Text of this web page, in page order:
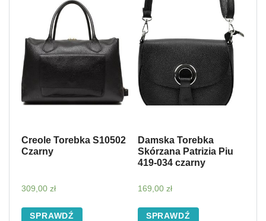
Creole Torebka S10502
Czarny
309,00 zł
SPRAWDŹ
Damska Torebka
Skórzana Patrizia Piu
419-034 czarny
169,00 zł
SPRAWDŹ